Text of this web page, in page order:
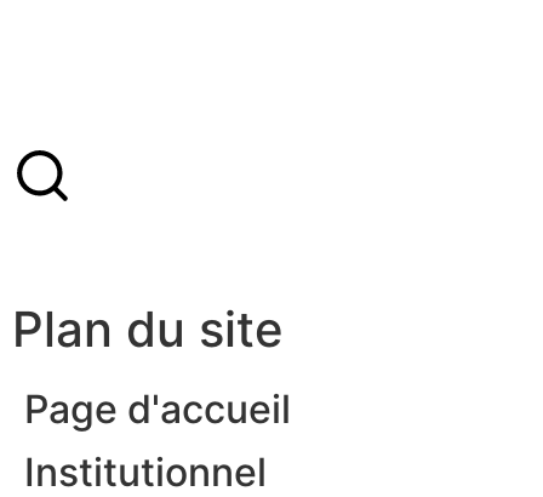
Plan du site
Page d'accueil
Institutionnel